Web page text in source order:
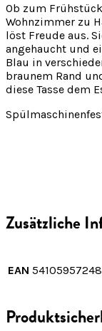
Ob zum
Wohnzimmer zu
löst Freude aus.
angehaucht und
Blau in
braunem Rand
diese Tasse dem
Zusätzliche
EAN